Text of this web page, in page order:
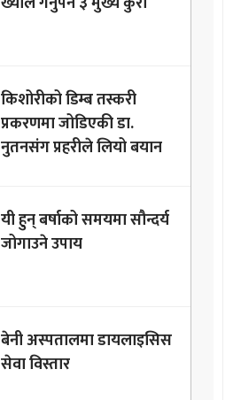
किशोरीको डिम्ब तस्करी
प्रकरणमा जोडिएकी डा.
नुतनसंग प्रहरीले लियो बयान
यी हुन् बर्षाको समयमा सौन्दर्य
जोगाउने उपाय
बेनी अस्पतालमा डायलाइसिस
सेवा विस्तार